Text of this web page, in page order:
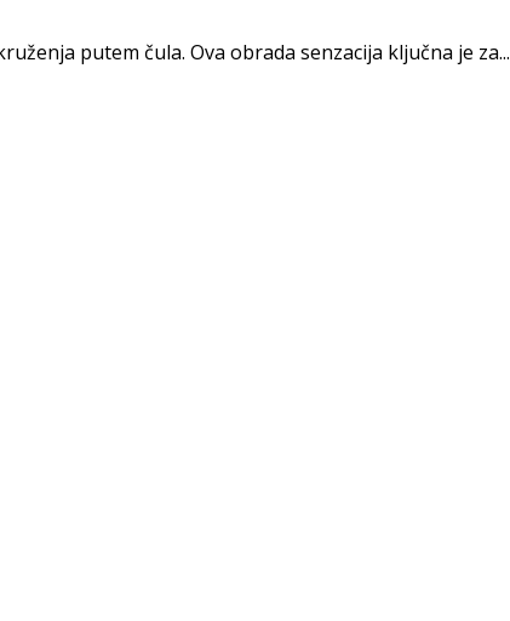
putem čula. Ova obrada senzacija ključna je za...